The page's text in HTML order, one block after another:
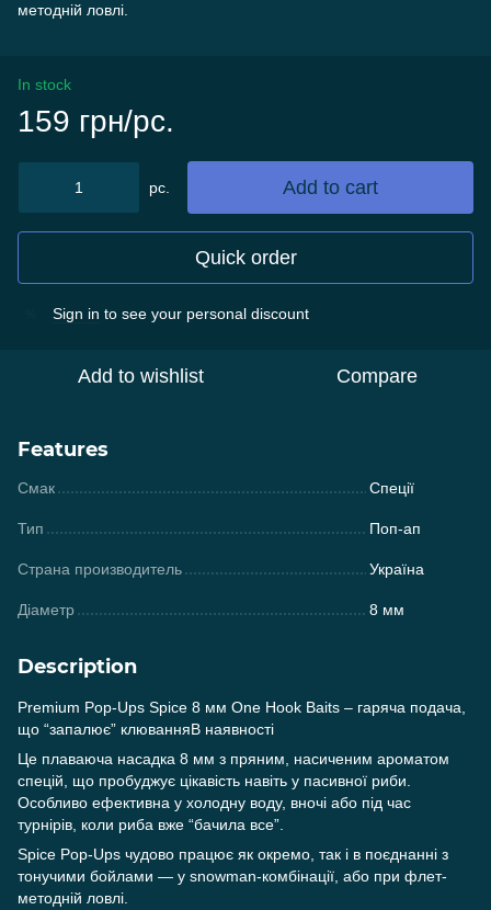
методній ловлі.
In stock
159 грн/pc.
pc. Add to cart
Quick order
Sign in to see your personal discount
Add to wishlist Compare
Features
Смак Спеції
Тип Поп-ап
Страна производитель Україна
Діаметр 8 мм
Description
Premium Pop-Ups Spice 8 мм One Hook Baits – гаряча подача,
що “запалює” клюванняВ наявності
Це плаваюча насадка 8 мм з пряним, насиченим ароматом
спецій, що пробуджує цікавість навіть у пасивної риби.
Особливо ефективна у холодну воду, вночі або під час
турнірів, коли риба вже “бачила все”.
Spice Pop-Ups чудово працює як окремо, так і в поєднанні з
тонучими бойлами — у snowman-комбінації, або при флет-
методній ловлі.